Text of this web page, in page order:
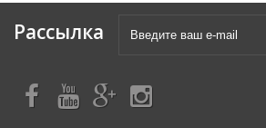
Рассылка